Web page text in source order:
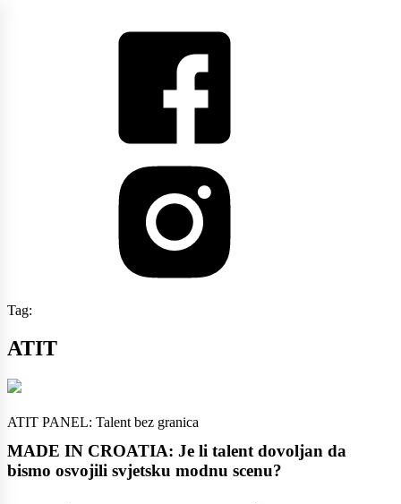
Tag:
ATIT
ATIT PANEL: Talent bez granica
MADE IN CROATIA: Je li talent dovoljan da
bismo osvojili svjetsku modnu scenu?